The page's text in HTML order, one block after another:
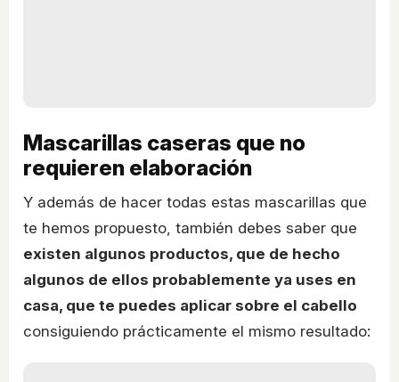
Mascarillas caseras que no
requieren elaboración
Y además de hacer todas estas mascarillas que
te hemos propuesto, también debes saber que
existen algunos productos, que de hecho
algunos de ellos probablemente ya uses en
casa, que te puedes aplicar sobre el cabello
consiguiendo prácticamente el mismo resultado: